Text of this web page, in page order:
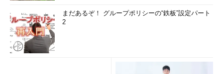
まだあるぞ！ グループポリシーの“鉄板”設定パート
2